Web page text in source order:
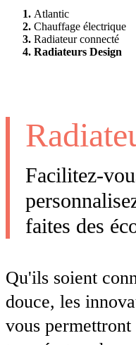
Atlantic
Chauffage électrique
Radiateur connecté
Radiateurs Design
Facilitez-
faites des
Qu'ils soient
douce, les
vous